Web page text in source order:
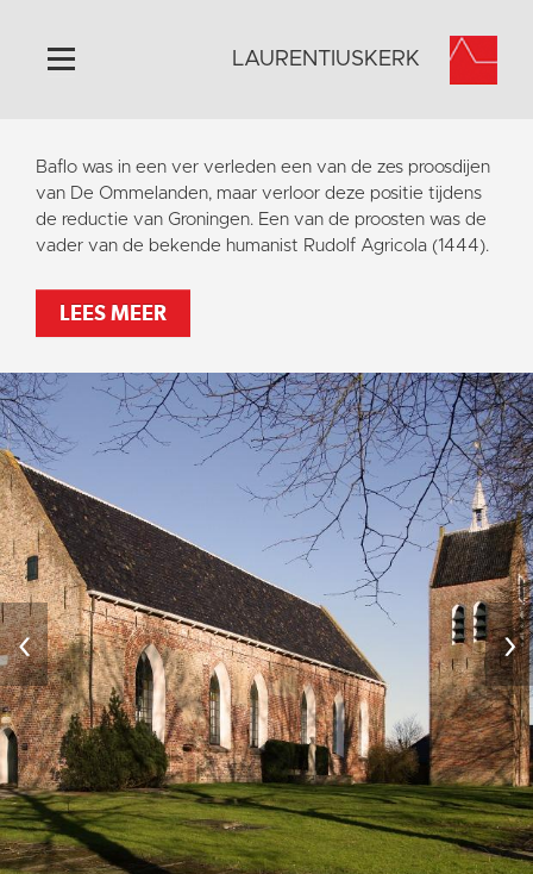
Home
Algemeen
Historie
Activiteiten
Contact
Vaktaal
LAURENTIUSKERK
Baflo was in een ver verleden een van de zes proosdijen
van De Ommelanden, maar verloor deze positie tijdens
de reductie van Groningen. Een van de proosten was de
vader van de bekende humanist Rudolf Agricola (1444).
LEES MEER
‹ ›